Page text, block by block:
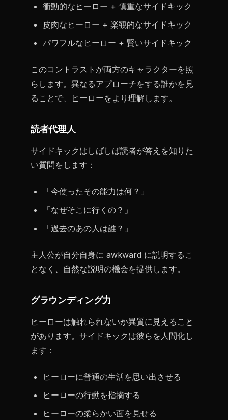
衝動的なヒーロー + 慎重なサイドキック
皮肉なヒーロー + 楽観的なサイドキック
パワフルなヒーロー + 賢いサイドキック
このコントラストが両方のキャラクターを照
らします。異なるアプローチをする誰かを見
ることで、ヒーローをより理解します。
読者代理人
サイドキックはしばしば読者が答えを知りた
い質問をします：
「今使ったその能力は何？」
「なぜそこに行くの？」
「過去のあの人は誰？」
主人公が自分自身に awkward に説明するこ
となく、自然な説明の機会を提供します。
グラウンディング力
ヒーローは触れられないか異質に見えること
があります。サイドキックは彼らを人間化し
ます：
ヒーローに普通の生活を思い出させる
ヒーローの行動を指摘する
ヒーローの柔らかい面を見せる